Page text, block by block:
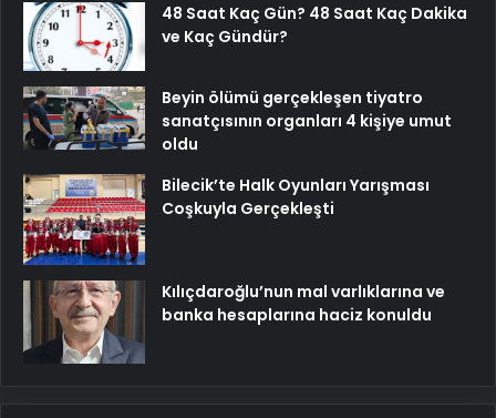
48 Saat Kaç Gün? 48 Saat Kaç Dakika
ve Kaç Gündür?
Beyin ölümü gerçekleşen tiyatro
sanatçısının organları 4 kişiye umut
oldu
Bilecik’te Halk Oyunları Yarışması
Coşkuyla Gerçekleşti
Kılıçdaroğlu’nun mal varlıklarına ve
banka hesaplarına haciz konuldu